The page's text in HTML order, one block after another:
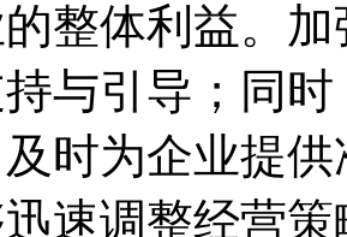
整体利益。
与引导；同
时为企业提
速调整经营策